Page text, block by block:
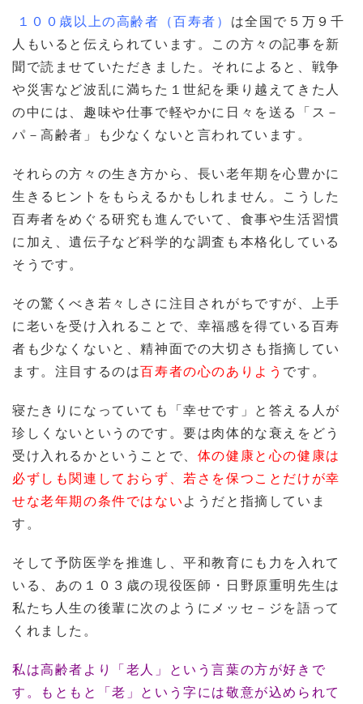
１００歳以上の高齢者（百寿者） は全国で５万９千
人もいると伝えられています。この方々の記事を新
聞で読ませていただきました。それによると、戦争
や災害など波乱に満ちた１世紀を乗り越えてきた人
の中には、趣味や仕事で軽やかに日々を送る「ス－
パ－高齢者」も少なくないと言われています。
それらの方々の生き方から、長い老年期を心豊かに
生きるヒントをもらえるかもしれません。こうした
百寿者をめぐる研究も進んでいて、食事や生活習慣
に加え、遺伝子など科学的な調査も本格化している
そうです。
その驚くべき若々しさに注目されがちですが、上手
に老いを受け入れることで、幸福感を得ている百寿
者も少なくないと、精神面での大切さも指摘してい
ます。注目するのは百寿者の心のありよう です。
寝たきりになっていても「幸せです」と答える人が
珍しくないというのです。要は肉体的な衰えをどう
受け入れるかということで、 体の健康と心の健康は
必ずしも関連しておらず、若さを保つことだけが幸
せな老年期の条件ではないようだと指摘していま
す。
そして予防医学を推進し、平和教育にも力を入れて
いる、あの１０３歳の現役医師・日野原重明先生は
私たち人生の後輩に次のようにメッセ－ジを語って
くれました。
私は高齢者より「老人」という言葉の方が好きで
す。もともと「老」という字には敬意が込められて